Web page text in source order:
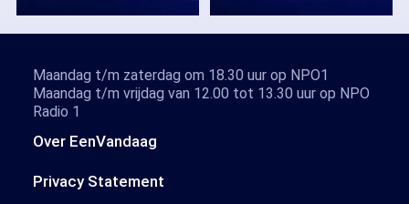
Over EenVandaag
Privacy Statement
Maandag t/m zaterdag om 18.30 uur op NPO1
Maandag t/m vrijdag van 12.00 tot 13.30 uur op NPO
Radio 1